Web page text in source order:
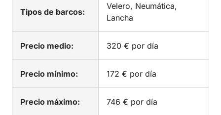
Tipos de barcos:
Velero, Neumática,
Lancha
Precio medio: 320 € por día
Precio mínimo: 172 € por día
Precio máximo: 746 € por día